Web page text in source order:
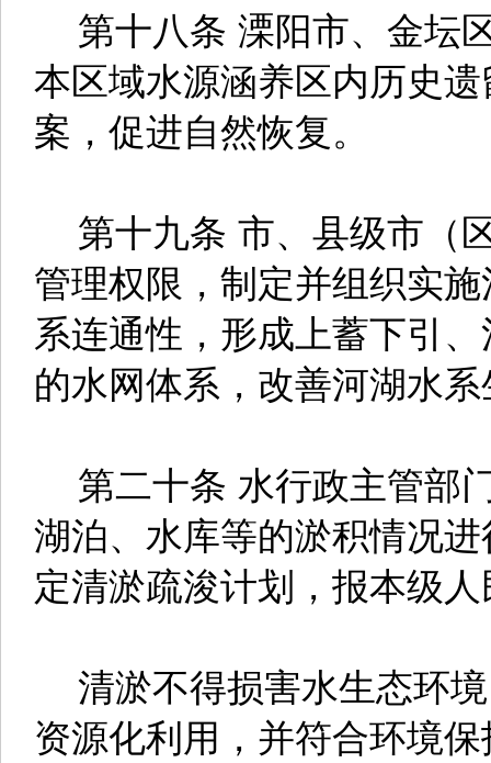
第十八条 溧阳市、金坛
本区域水源涵养区内历史
案，促进自然恢复。
第十九条 市、县级市（
管理权限，制定并组织实
系连通性，形成上蓄下引
的水网体系，改善河湖水
第二十条 水行政主管部
湖泊、水库等的淤积情况
定清淤疏浚计划，报本级
清淤不得损害水生态环
资源化利用，并符合环境